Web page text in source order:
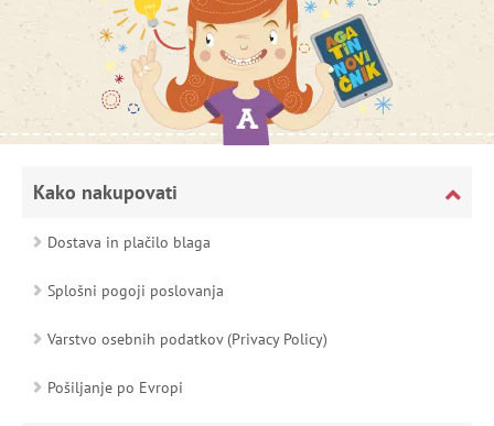
Kako nakupovati
Dostava in plačilo blaga
Splošni pogoji poslovanja
Varstvo osebnih podatkov (Privacy Policy)
Pošiljanje po Evropi